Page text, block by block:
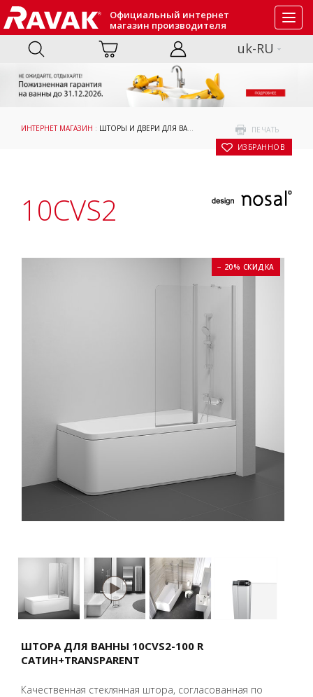
Официальный интернет
магазин производителя
uk-RU
ПЕЧАТЬ
В ИЗБРАННОЕ
ИНТЕРНЕТ МАГАЗИН : ШТОРЫ И ДВЕРИ ДЛЯ ВАНН ПРИНЯТИЕ ВАННЫ: 10CVS2
10CVS2
− 20% СКИДКА
ШТОРА ДЛЯ ВАННЫ 10CVS2-100 R
САТИН+TRANSPARENT
Качественная стеклянная штора, согласованная по